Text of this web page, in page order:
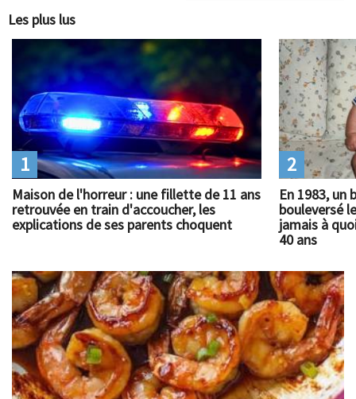
Les plus lus
Maison de l'horreur : une fillette de 11 ans
retrouvée en train d'accoucher, les
explications de ses parents choquent
1
En 1983, un
bouleversé
jamais à
40 ans
2